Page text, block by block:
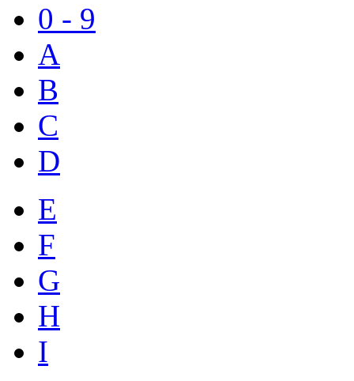
0 - 9
A
B
C
D
E
F
G
H
I